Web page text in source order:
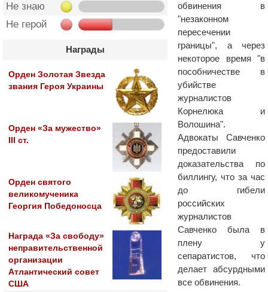
Не знаю
Не герой
Награды
Орден Золотая Звезда
звания Героя Украины
Орден «За мужество»
III ст.
Орден святого
великомученика
Георгия Победоносца
Награда «За свободу»
неправительственной
организации
Атлантический совет
США
обвинения в
"незаконном
пересечении
границы", а через
некоторое время "в
пособничестве в
убийстве
журналистов
Корнелюка и
Волошина".
Адвокаты Савченко
предоставили
доказательства по
биллингу, что за час
до гибели
российских
журналистов
Савченко была в
плену у
сепаратистов, что
делает абсурдными
все обвинения.